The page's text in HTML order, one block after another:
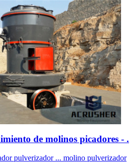
de molinos picadores - .
pulverizador ... molino pulverizador